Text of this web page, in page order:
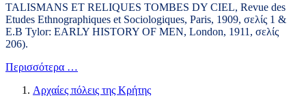
TALISMANS ET RELIQUES TOMBES DY CIEL, Revue des
Etudes Ethnographiques et Sociologiques, Paris, 1909, σελίς 1 &
Ε.Β Tylor: EARLY HISTORY OF MEN, London, 1911, σελίς
206).
Περισσότερα …
Αρχαίες πόλεις της Κρήτης